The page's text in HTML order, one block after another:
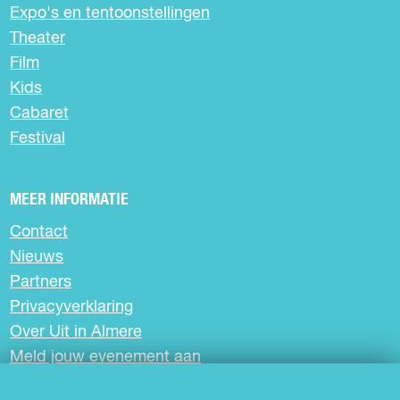
i
n
a
o
p
F
a
b
o
k
i
n
X
i
s
Expo's en tentoonstellingen
Theater
Film
Kids
Cabaret
Festival
MEER INFORMATIE
Contact
Nieuws
Partners
Privacyverklaring
Over Uit in Almere
Meld jouw evenement aan